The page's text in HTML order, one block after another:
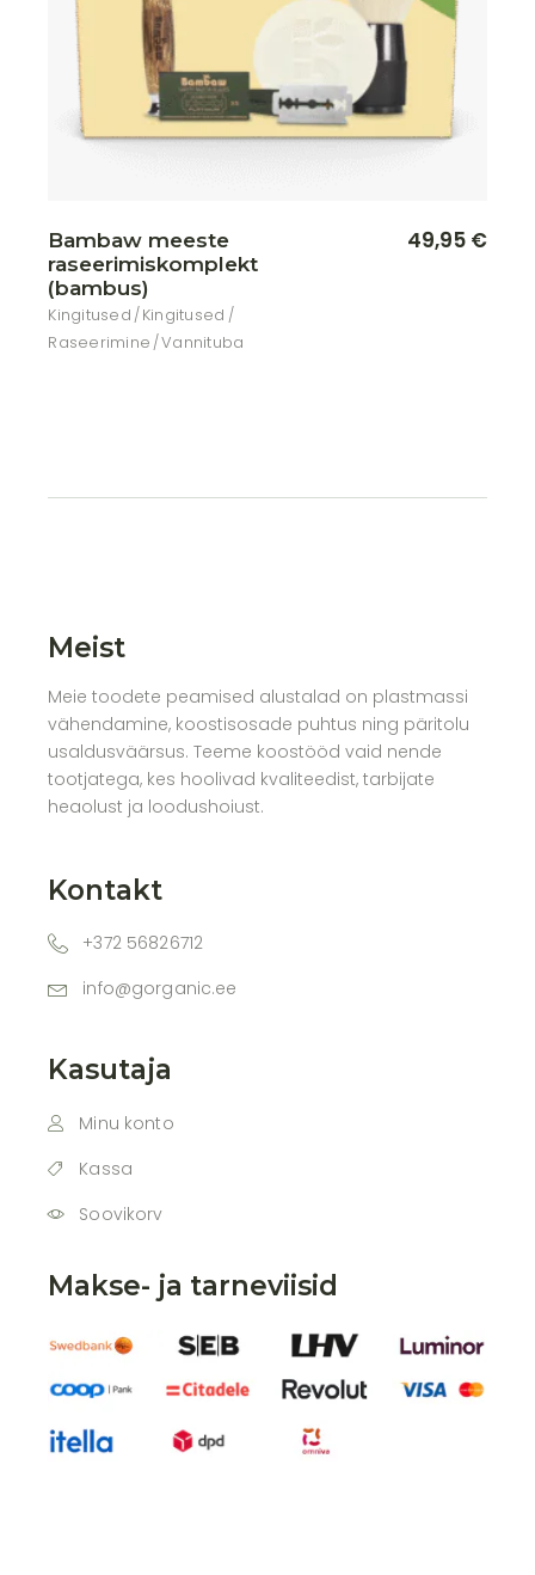
Bambaw meeste
raseerimiskomplekt
(bambus)
Kingitused Kingitused
Raseerimine Vannituba
49,95 €
Meist
Meie toodete peamised alustalad on plastmassi
vähendamine, koostisosade puhtus ning päritolu
usaldusväärsus. Teeme koostööd vaid nende
tootjatega, kes hoolivad kvaliteedist, tarbijate
heaolust ja loodushoiust.
Kontakt
+372 56826712
info@gorganic.ee
Kasutaja
Minu konto
Kassa
Soovikorv
Makse- ja tarneviisid